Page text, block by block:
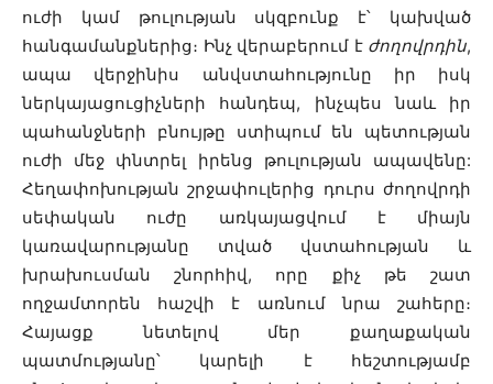
ուժի կամ թուլության սկզբունք է՝ կախված
հանգամանքներից։ Ինչ վերաբերում է ժողովրդին,
ապա վերջինիս անվստահությունը իր իսկ
ներկայացուցիչների հանդեպ, ինչպես նաև իր
պահանջների բնույթը ստիպում են պետության
ուժի մեջ փնտրել իրենց թուլության ապավենը:
Հեղափոխության շրջափուլերից դուրս ժողովրդի
սեփական ուժը առկայացվում է միայն
կառավարությանը տված վստահության և
խրախուսման շնորհիվ, որը քիչ թե շատ
ողջամտորեն հաշվի է առնում նրա շահերը։
Հայացք նետելով մեր քաղաքական
պատմությանը՝ կարելի է հեշտությամբ